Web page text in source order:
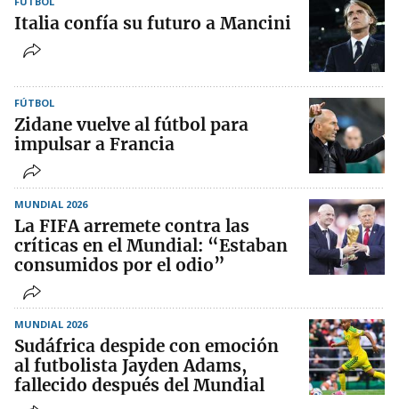
Italia confía su futuro a Mancini
FÚTBOL
Zidane vuelve al fútbol para
impulsar a Francia
MUNDIAL 2026
La FIFA arremete contra las
críticas en el Mundial: “Estaban
consumidos por el odio”
MUNDIAL 2026
Sudáfrica despide con emoción
al futbolista Jayden Adams,
fallecido después del Mundial